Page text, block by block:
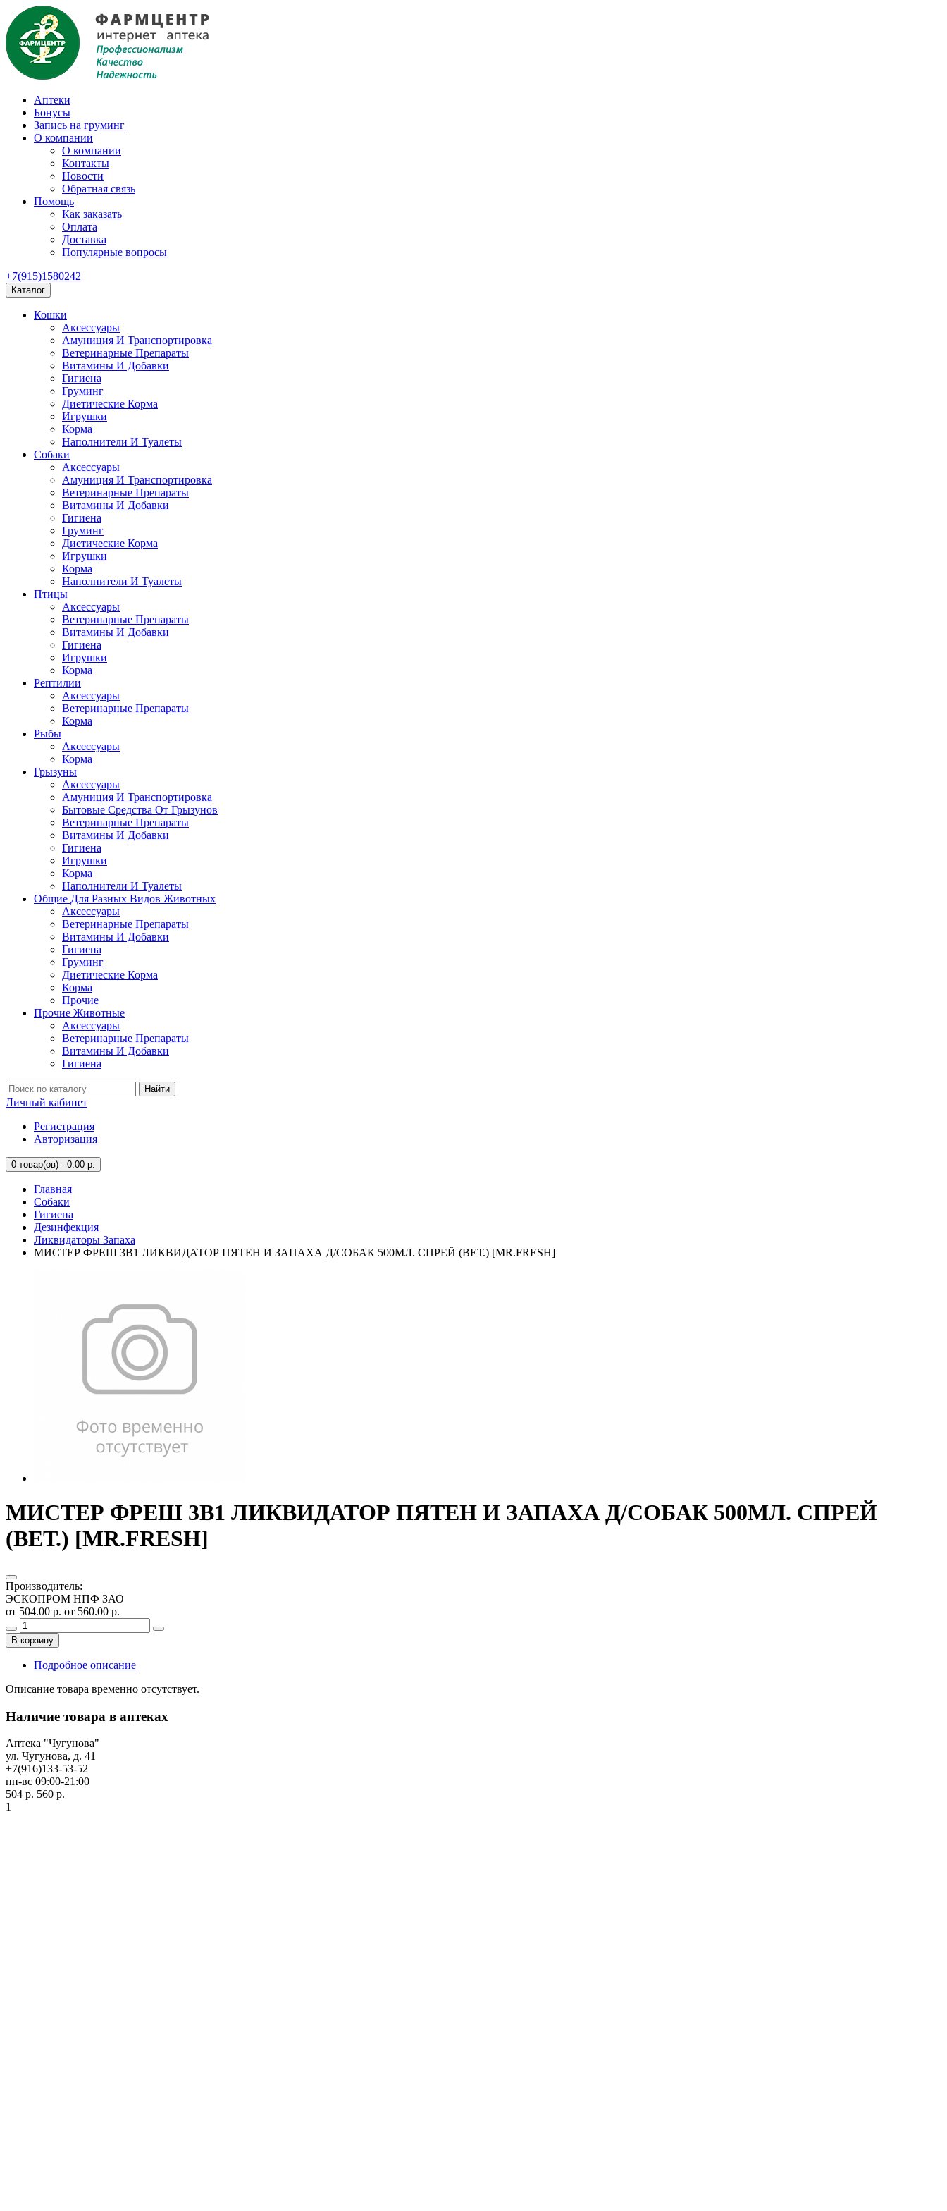
Аптеки
Бонусы
Запись на груминг
О компании
О компании
Контакты
Новости
Обратная связь
Помощь
Как заказать
Оплата
Доставка
Популярные вопросы
+7(915)1580242
Каталог
Кошки
Аксессуары
Амуниция И Транспортировка
Ветеринарные Препараты
Витамины И Добавки
Гигиена
Груминг
Диетические Корма
Игрушки
Корма
Наполнители И Туалеты
Собаки
Аксессуары
Амуниция И Транспортировка
Ветеринарные Препараты
Витамины И Добавки
Гигиена
Груминг
Диетические Корма
Игрушки
Корма
Наполнители И Туалеты
Птицы
Аксессуары
Ветеринарные Препараты
Витамины И Добавки
Гигиена
Игрушки
Корма
Рептилии
Аксессуары
Ветеринарные Препараты
Корма
Рыбы
Аксессуары
Корма
Грызуны
Аксессуары
Амуниция И Транспортировка
Бытовые Средства От Грызунов
Ветеринарные Препараты
Витамины И Добавки
Гигиена
Игрушки
Корма
Наполнители И Туалеты
Общие Для Разных Видов Животных
Аксессуары
Ветеринарные Препараты
Витамины И Добавки
Гигиена
Груминг
Диетические Корма
Корма
Прочие
Прочие Животные
Аксессуары
Ветеринарные Препараты
Витамины И Добавки
Гигиена
Найти
Личный кабинет
Регистрация
Авторизация
0 товар(ов) - 0.00 р.
Главная
Собаки
Гигиена
Дезинфекция
Ликвидаторы Запаха
МИСТЕР ФРЕШ 3В1 ЛИКВИДАТОР ПЯТЕН И ЗАПАХА Д/СОБАК 500МЛ. СПРЕЙ (ВЕТ.) [MR.FRESH]
МИСТЕР ФРЕШ 3В1 ЛИКВИДАТОР ПЯТЕН И ЗАПАХА Д/СОБАК 500МЛ. СПРЕЙ
(ВЕТ.) [MR.FRESH]
Производитель:
ЭСКОПРОМ НПФ ЗАО
от 504.00 р. от 560.00 р.
В корзину
Подробное описание
Описание товара временно отсутствует.
Наличие товара в аптеках
Аптека "Чугунова"
ул. Чугунова, д. 41
+7(916)133-53-52
пн-вс 09:00-21:00
504 р. 560 р.
1